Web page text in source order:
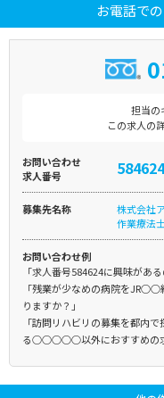
お電話で
担当の
この求人の
お問い合わせ
求人番号
584624
募集先名称
株式会社
作業療法
お問い合わせ例
「求人番号584624に興味があ
「残業が少なめの病院を
りますか？」
「訪問リハビリの募集を都内
る○○○○○以外におすすめの求